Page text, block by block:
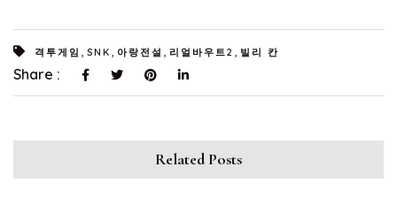
격투게임 , SNK , 아랑전설 , 리얼바우트2 , 빌리 칸
Share :
Related Posts